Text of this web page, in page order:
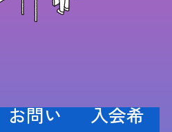
お問い
入会希